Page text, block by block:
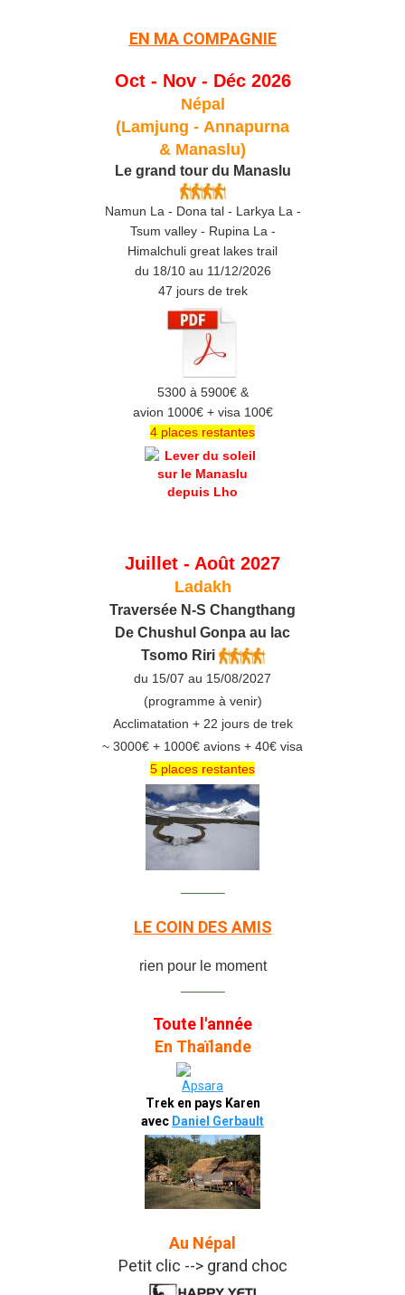
EN MA COMPAGNIE
Oct - Nov - Déc 2026
Népal
(Lamjung - Annapurna
& Manaslu)
Le grand tour du Manaslu
Namun La - Dona tal - Larkya La -
Tsum valley - Rupina La -
Himalchuli great lakes trail
du 18/10 au 11/12/2026
47 jours de trek
5300 à 5900€ &
avion 1000€ + visa 100€
4 places restantes
Juillet - Août 2027
Ladakh
Traversée N-S Changthang
De C hushul Gonpa au lac
Tsomo Riri
du 15/07 au 15/08/2027
(programme à venir)
Acclimatation + 22 jours de trek
~ 3000€ + 1000€ avions + 40€ visa
5 places restantes
LE COIN DES AMIS
rien pour le moment
Toute l'année
En Thaïlande
Trek en pays Karen
avec Daniel Gerbault
Au Népal
Petit clic --> grand choc